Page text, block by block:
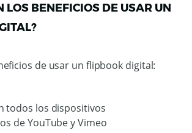
LOS BENEFICIOS DE USAR UN
de usar un flipbook digital:
todos los dispositivos
de YouTube y Vimeo